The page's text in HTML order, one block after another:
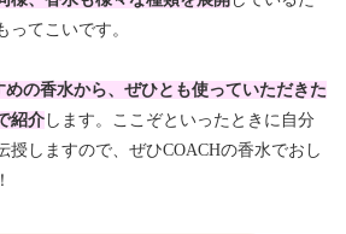
ってこいです。
の香水から、ぜひとも使っていただきた
紹介 します。ここぞといったときに自分
授しますので、ぜひCOACHの香水でおし